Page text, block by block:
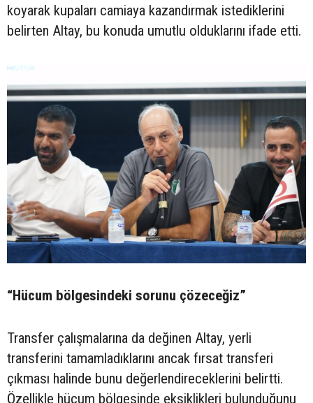
koyarak kupaları camiaya kazandırmak istediklerini
belirten Altay, bu konuda umutlu olduklarını ifade etti.
“Hücum bölgesindeki sorunu çözeceğiz”
Transfer çalışmalarına da değinen Altay, yerli
transferini tamamladıklarını ancak fırsat transferi
çıkması halinde bunu değerlendireceklerini belirtti.
Özellikle hücum bölgesinde eksiklikleri bulunduğunu